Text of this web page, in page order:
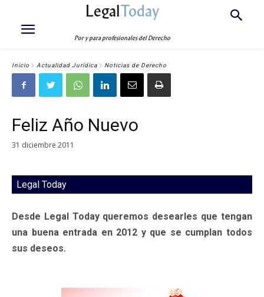
LegalToday
Por y para profesionales del Derecho
Inicio Actualidad Jurídica Noticias de Derecho
Feliz Año Nuevo
31 diciembre 2011
Legal Today
Desde Legal Today queremos desearles que tengan
una buena entrada en 2012 y que se cumplan todos
sus deseos.